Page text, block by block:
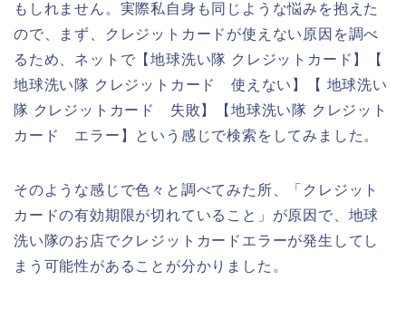
もしれません。実際私自身も同じような悩みを抱えた
ので、まず、クレジットカードが使えない原因を調べ
るため、ネットで【地球洗い隊 クレジットカード】【
地球洗い隊 クレジットカード 使えない】【 地球洗い
隊 クレジットカード 失敗】【地球洗い隊 クレジット
カード エラー】という感じで検索をしてみました。
そのような感じで色々と調べてみた所、「クレジット
カードの有効期限が切れていること」が原因で、地球
洗い隊のお店でクレジットカードエラーが発生してし
まう可能性があることが分かりました。